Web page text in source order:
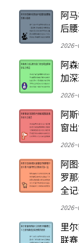
阿
后
2026-
阿
加
2026-
阿
窗
2026-
阿
罗
全
2026-
里